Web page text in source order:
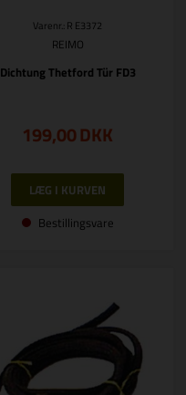
Varenr.: R E3372
REIMO
Dichtung Thetford Tür FD3
199,00DKK
Bestillingsvare